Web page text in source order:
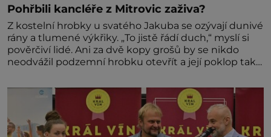
Pohřbili kancléře z Mitrovic zaživa?
Z kostelní hrobky u svatého Jakuba se ozývají dunivé
rány a tlumené výkřiky. „To jistě řádí duch,“ myslí si
pověrčiví lidé. Ani za dvě kopy grošů by se nikdo
neodvážil podzemní hrobku otevřít a její poklop tak
divné burácení skutečně ustane. Když o mnoho let
později hrobku